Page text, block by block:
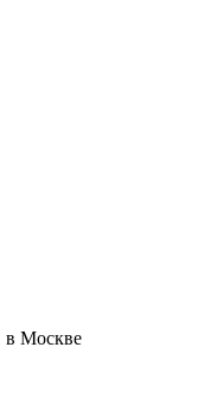
в Москве